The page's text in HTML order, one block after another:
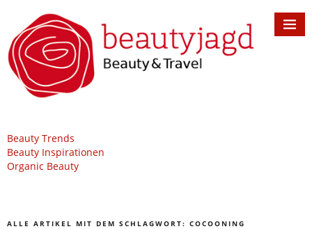
Beauty Trends
Beauty Inspirationen
Organic Beauty
ALLE ARTIKEL MIT DEM SCHLAGWORT: COCOONING